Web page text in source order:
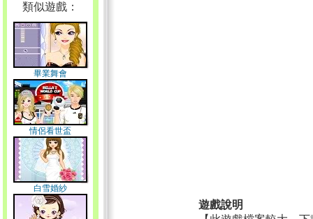
類似遊戲：
畢業舞會
情侶看世盃
白雪婚紗
遊戲說明